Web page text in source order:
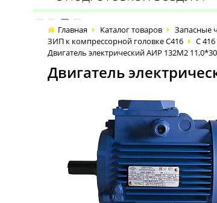
Главная Каталог товаров Запасные
ЗИП к компрессорной головке С416
С
Двигатель электрический АИР 132М2
Двигатель